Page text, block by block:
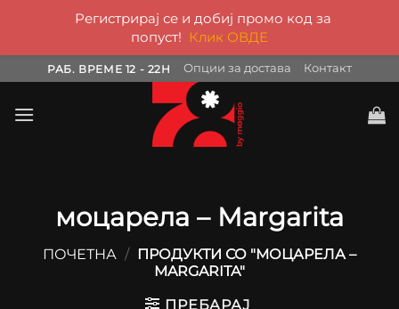
to
content
РАБ. ВРЕМЕ 12 - 22H Опции за достава Контакт
моцарела – Margarita
ПОЧЕТНА / ПРОДУКТИ СО "МОЦАРЕЛА –
MARGARITA"
ПРЕБАРАЈ
Регистрирај се и добиј промо код за
попуст! Клик ОВДЕ